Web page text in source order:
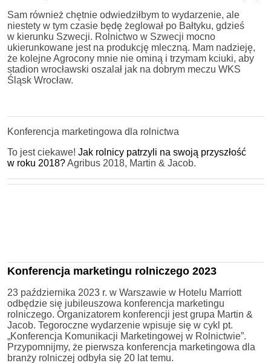
Sam również chętnie odwiedziłbym to wydarzenie, ale
niestety w tym czasie będę żeglował po Bałtyku, gdzieś
w kierunku Szwecji. Rolnictwo w Szwecji mocno
ukierunkowane jest na produkcję mleczną. Mam nadzieję,
że kolejne Agrocony mnie nie ominą i trzymam kciuki, aby
stadion wrocławski oszalał jak na dobrym meczu WKS
Śląsk Wrocław.
Konferencja marketingowa dla rolnictwa
To jest ciekawe! Jak rolnicy patrzyli na swoją przyszłość
w roku 2018?Agribus 2018, Martin & Jacob.
Konferencja marketingu rolniczego 2023
23 października 2023 r. w Warszawie w Hotelu Marriott
odbędzie się jubileuszowa konferencja marketingu
rolniczego. Organizatorem konferencji jest grupa Martin &
Jacob. Tegoroczne wydarzenie wpisuje się w cykl pt.
„Konferencja Komunikacji Marketingowej w Rolnictwie”.
Przypomnijmy, że pierwsza konferencja marketingowa dla
branży rolniczej odbyła się 20 lat temu.